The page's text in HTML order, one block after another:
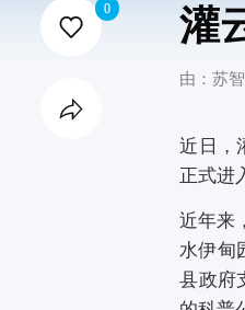

0

灌
由：苏
近日，
正式进
近年来
水伊甸
县政府